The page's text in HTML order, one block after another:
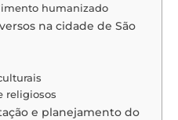
humanizado
na cidade de São
religiosos
e planejamento do